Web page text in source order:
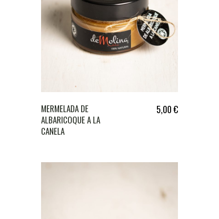
MERMELADA DE
ALBARICOQUE A LA
CANELA
5,00€